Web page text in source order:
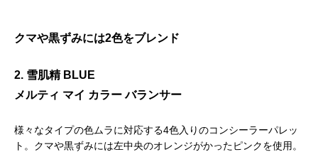
クマや黒ずみには2色をブレンド
2. 雪肌精 BLUE
メルティ マイ カラー バランサー
様々なタイプの色ムラに対応する4色入りのコンシーラーパレッ
ト。クマや黒ずみには左中央のオレンジがかったピンクを使用。